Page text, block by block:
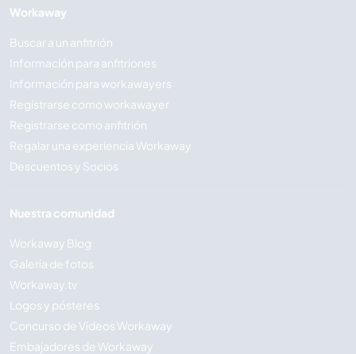
Workaway
Buscar a un anfitrión
Información para anfitriones
Información para workawayers
Registrarse como workawayer
Registrarse como anfitrión
Regalar una experiencia Workaway
Descuentos y Socios
Nuestra comunidad
Workaway Blog
Galería de fotos
Workaway.tv
Logos y pósteres
Concurso de Vídeos Workaway
Embajadores de Workaway